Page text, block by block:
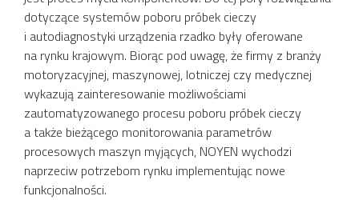
dotyczące systemów poboru próbek cieczy
i autodiagnostyki urządzenia rzadko były oferowane
na rynku krajowym. Biorąc pod uwagę, że firmy z branży
motoryzacyjnej, maszynowej, lotniczej czy medycznej
wykazują zainteresowanie możliwościami
zautomatyzowanego procesu poboru próbek cieczy
a także bieżącego monitorowania parametrów
procesowych maszyn myjących, NOYEN wychodzi
naprzeciw potrzebom rynku implementując nowe
funkcjonalności.